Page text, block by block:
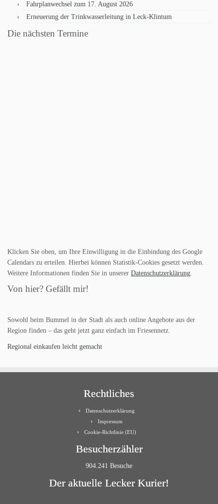
Fahrplanwechsel zum 17. August 2026
Erneuerung der Trinkwasserleitung in Leck-Klintum
Die nächsten Termine
Klicken Sie oben, um Ihre Einwilligung in die Einbindung des Google
Calendars zu erteilen. Hierbei können Statistik-Cookies gesetzt werden.
Weitere Informationen finden Sie in unserer Datenschutzerklärung.
Von hier? Gefällt mir!
Sowohl beim Bummel in der Stadt als auch online Angebote aus der
Region finden – das geht jetzt ganz einfach im Friesennetz.
Regional einkaufen leicht gemacht
Rechtliches
Datenschutzerklärung
Impressum
Cookie-Richtlinie (EU)
Besucherzähler
904.241 Besuche
Der aktuelle Lecker Kurier!